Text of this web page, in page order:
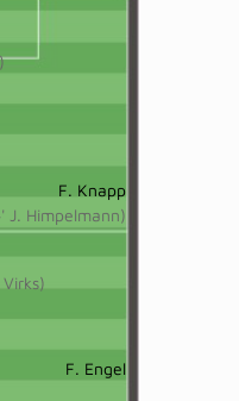
F. Knapp
J. Himpelmann)
F. Engel